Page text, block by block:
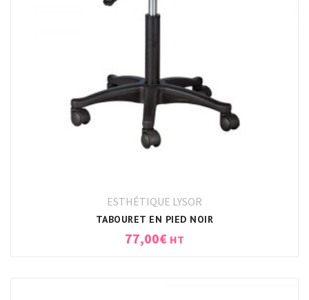
ESTHÉTIQUE LYSOR
TABOURET EN PIED NOIR
77,00€ HT